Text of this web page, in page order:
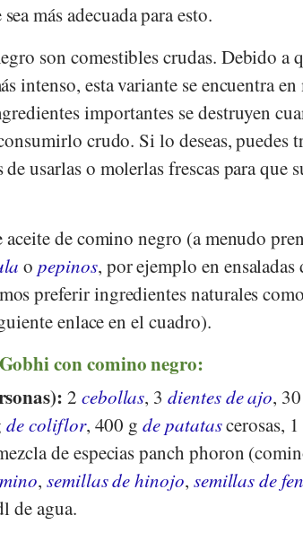
más adecuada para esto.
son comestibles crudas. Debido a
intenso, esta variante se encuentra
importantes se destruyen
crudo. Si lo deseas, puedes
usarlas o molerlas frescas para que
aceite de comino negro (a menudo
opepinos, por ejemplo en ensaladas
preferir ingredientes naturales
enlace en el cuadro).
con comino negro:
2 cebollas, 3dientes de ajo,
de coliflor, 400 gde patatascerosas,
de especias panch phoron
,semillas de hinojo, semillas de
de agua.